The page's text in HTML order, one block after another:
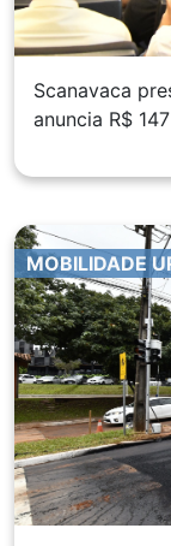
Scanavaca
anuncia R$
MOBILIDADE